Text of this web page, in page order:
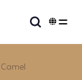
Camel